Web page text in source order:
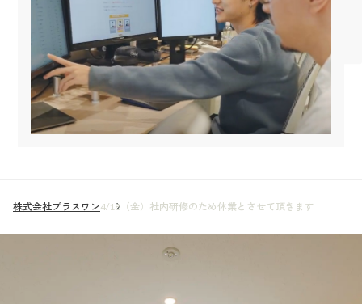
株式会社プラスワン4/18（金）社内研修のため休業とさせて頂きます